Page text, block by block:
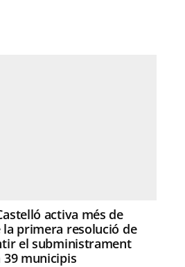
activa més de
la primera resolució de
el subministrament
39 municipis